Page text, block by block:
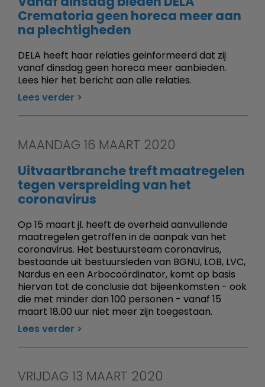
Crematoria geen horeca meer aan
na plechtigheden
DELA heeft haar relaties geinformeerd dat zij
vanaf dinsdag geen horeca meer aanbieden.
Lees hier het bericht aan alle relaties.
Lees verder
MAANDAG 16 MAART 2020
Uitvaartbranche treft maatregelen
tegen verspreiding van het
coronavirus
Op 15 maart jl. heeft de overheid aanvullende
maatregelen getroffen in de aanpak van het
coronavirus. Het bestuursteam coronavirus,
bestaande uit bestuursleden van BGNU, LOB, LVC,
Nardus en een Arbocoördinator, komt op basis
hiervan tot de conclusie dat bijeenkomsten - ook
die met minder dan 100 personen - vanaf 15
maart 18.00 uur niet meer zijn toegestaan.
Lees verder
VRIJDAG 13 MAART 2020